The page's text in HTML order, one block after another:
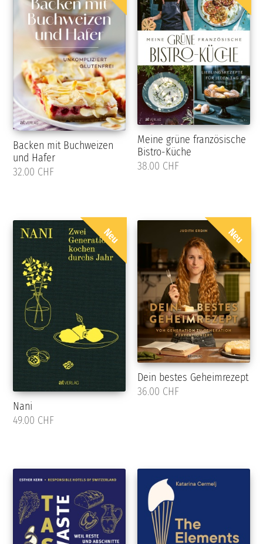
Backen mit Buchweizen
und Hafer
32.00 CHF
Meine grüne französische
Bistro-Küche
38.00 CHF
Neu
Nani
49.00 CHF
Neu
Dein bestes Geheimrezept
36.00 CHF